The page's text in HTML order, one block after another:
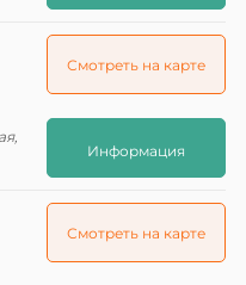
Смотреть на карте
Информация
Смотреть на карте